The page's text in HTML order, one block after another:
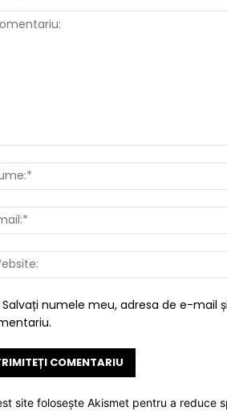
Salvați numele meu, adresa de e-mail
site folosește Akismet pentru a reduce